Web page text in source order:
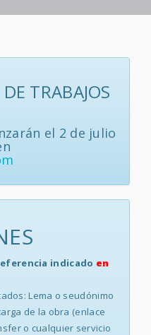
TRABAJOS
el 2 de julio
indicado en
Lema o seudónimo
de la obra (enlace
o cualquier servicio